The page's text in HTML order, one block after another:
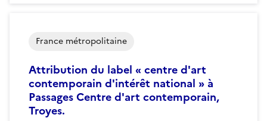
Attribution du label « centre d'art
contemporain d'intérêt national » à
Passages Centre d'art contemporain,
Troyes.
France métropolitaine